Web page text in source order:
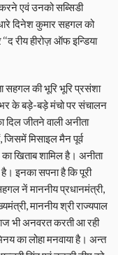
एवं उनको सब्सिडी
दिनेश कुमार सहगल को
रीय हीरोज़ ऑफ इन्डिया
सहगल की भूरि भूरि प्रसंशा
के बड़े-बड़े मंचो पर संचालन
दिल जीतने वाली अनीता
मिसाइल मैन पूर्व
खिताब शामिल है। अनीता
इनका सपना है कि पूरी
नें माननीय प्रधानमंत्री,
माननीय श्री राज्यपाल
भी अनवरत करती आ रही
का लोहा मनवाया है। अन्त